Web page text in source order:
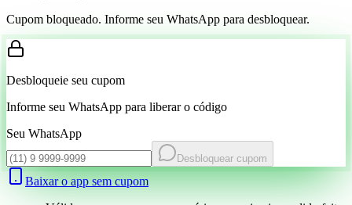
Cupom bloqueado. Informe seu WhatsApp para desbloquear.
Desbloqueie seu cupom
Informe seu WhatsApp para liberar o código
Seu WhatsApp
Desbloquear cupom
Baixar o app sem cupom